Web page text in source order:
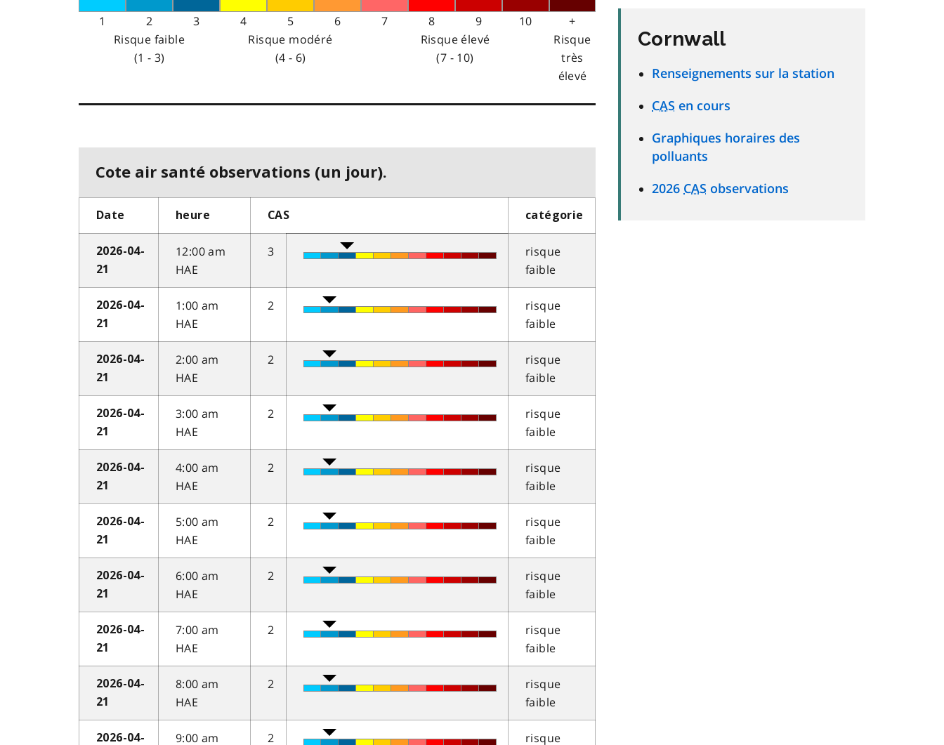
1 2 3 4 5 6 7 8 9 10
+
Risque faible
(1 - 3)
Risque modéré
(4 - 6)
Risque élevé
(7 - 10)
Risque
très
élevé
Cote air santé observations (un jour).
Date heure CAS catégorie
2026-04-
21
12:00 am
HAE
3
risque
faible
2026-04-
21
1:00 am
HAE
2
risque
faible
2026-04-
21
2:00 am
HAE
2
risque
faible
2026-04-
21
3:00 am
HAE
2
risque
faible
2026-04-
21
4:00 am
HAE
2
risque
faible
2026-04-
21
5:00 am
HAE
2
risque
faible
2026-04-
21
6:00 am
HAE
2
risque
faible
2026-04-
21
7:00 am
HAE
2
risque
faible
2026-04-
21
8:00 am
HAE
2
risque
faible
2026-04-
9:00 am
2
risque
Cornwall
Renseignements sur la station
CAS en cours
Graphiques horaires des
polluants
2026 CAS observations